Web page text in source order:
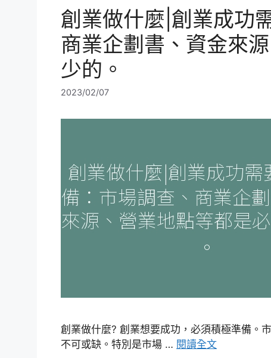
創業做什麼|創業成功
商業企劃書、資金來
少的。
2023/02/07
創業做什麼? 創業想要成功，必須積極準備。
不可或缺。特別是市場 … 閱讀全文